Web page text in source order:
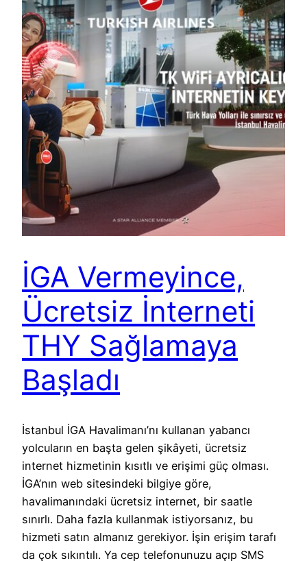
İGA Vermeyince,
Ücretsiz İnterneti
THY Sağlamaya
Başladı
İstanbul İGA Havalimanı’nı kullanan yabancı
yolcuların en başta gelen şikâyeti, ücretsiz
internet hizmetinin kısıtlı ve erişimi güç olması.
İGA’nın web sitesindeki bilgiye göre,
havalimanındaki ücretsiz internet, bir saatle
sınırlı. Daha fazla kullanmak istiyorsanız, bu
hizmeti satın almanız gerekiyor. İşin erişim tarafı
da çok sıkıntılı. Ya cep telefonunuzu açıp SMS